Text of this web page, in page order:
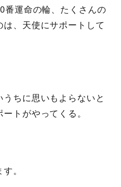
番運命の輪、たくさんの
、天使にサポートして
ちに思いもよらないと
トがやってくる。
。